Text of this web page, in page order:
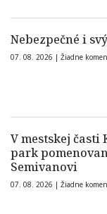
Nebezpečné i
07. 08. 2026 | Žiadne
V mestskej
park
Semivanovi
07. 08. 2026 | Žiadne